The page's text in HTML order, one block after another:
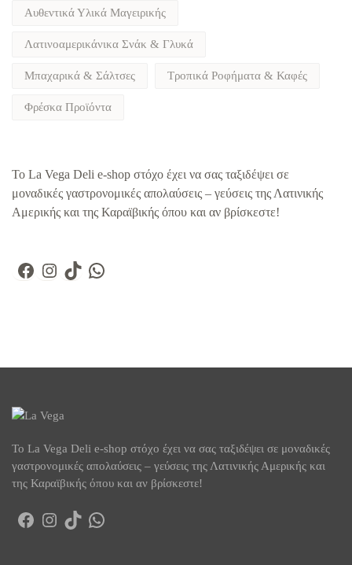
Αυθεντικά Υλικά Μαγειρικής
Λατινοαμερικάνικα Σνάκ & Γλυκά
Μπαχαρικά & Σάλτσες Τροπικά Ροφήματα & Καφές
Φρέσκα Προϊόντα
To La Vega Deli e-shop στόχο έχει να σας ταξιδέψει σε
μοναδικές γαστρονομικές απολαύσεις – γεύσεις της Λατινικής
Αμερικής και της Καραϊβικής όπου και αν βρίσκεστε!
Facebook
Instagram
TikTokWhatsApp
To La Vega Deli e-shop στόχο έχει να σας ταξιδέψει σε μοναδικές
γαστρονομικές απολαύσεις – γεύσεις της Λατινικής Αμερικής και
της Καραϊβικής όπου και αν βρίσκεστε!
Facebook
Instagram
TikTokWhatsApp